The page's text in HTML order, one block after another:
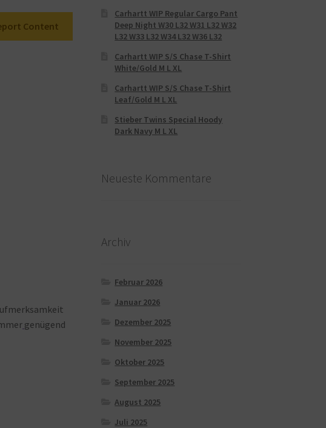
Content
genügend
Carhartt WIP Regular Cargo Pant
Deep Night W30 L32 W31 L32 W32
L32 W33 L32 W34 L32 W36 L32
Carhartt WIP S/S Chase T-Shirt
White/Gold M L XL
Carhartt WIP S/S Chase T-Shirt
Leaf/Gold M L XL
Stieber Twins Special Hoody
Dark Navy M L XL
Neueste Kommentare
Archiv
Februar 2026
Januar 2026
Dezember 2025
November 2025
Oktober 2025
September 2025
August 2025
Juli 2025